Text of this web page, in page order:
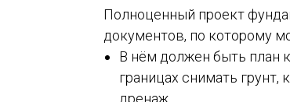
Полноценный проект
документов, по которому
В нём должен быть план
границах снимать
дренаж.